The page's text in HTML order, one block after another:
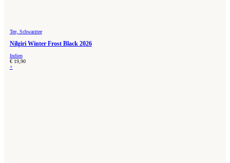
Tee, Schwarztee
Nilgiri Winter Frost Black 2026
Indien
€19,90
+